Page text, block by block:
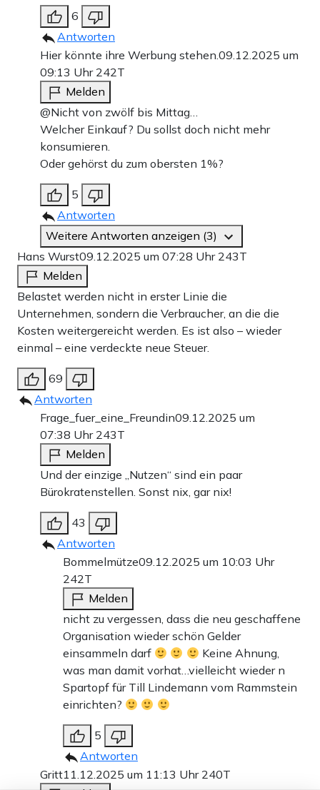
6
Antworten
Hier könnte ihre Werbung stehen.09.12.2025 um
09:13 Uhr 242T
Melden
@Nicht von zwölf bis Mittag…
Welcher Einkauf? Du sollst doch nicht mehr
konsumieren.
Oder gehörst du zum obersten 1%?
5
Antworten
Weitere Antworten anzeigen (3)
Hans Wurst09.12.2025 um 07:28 Uhr 243T
Melden
Belastet werden nicht in erster Linie die
Unternehmen, sondern die Verbraucher, an die die
Kosten weitergereicht werden. Es ist also – wieder
einmal – eine verdeckte neue Steuer.
69
Antworten
Frage_fuer_eine_Freundin09.12.2025 um
07:38 Uhr 243T
Melden
Und der einzige „Nutzen“ sind ein paar
Bürokratenstellen. Sonst nix, gar nix!
43
Antworten
Bommelmütze09.12.2025 um 10:03 Uhr
242T
Melden
nicht zu vergessen, dass die neu geschaffene
Organisation wieder schön Gelder
einsammeln darf
Keine Ahnung,
was man damit vorhat…vielleicht wieder n
Spartopf für Till Lindemann vom Rammstein
einrichten?
5
Antworten
Gritt11.12.2025 um 11:13 Uhr 240T